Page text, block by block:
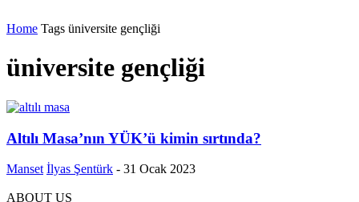
Home Tags üniversite gençliği
üniversite gençliği
Altılı Masa’nın YÜK’ü kimin sırtında?
Manset İlyas Şentürk - 31 Ocak 2023
ABOUT US